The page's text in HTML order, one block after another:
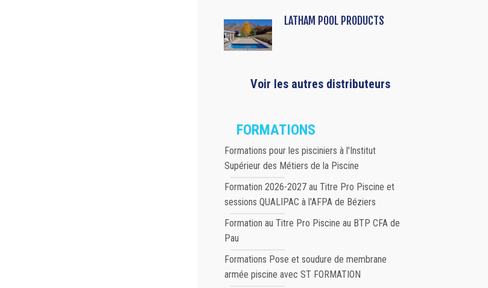
LATHAM POOL PRODUCTS
Voir les autres distributeurs
FORMATIONS
Formations pour les pisciniers à l'Institut
Supérieur des Métiers de la Piscine
Formation 2026-2027 au Titre Pro Piscine et
sessions QUALIPAC à l'AFPA de Béziers
Formation au Titre Pro Piscine au BTP CFA de
Pau
Formations Pose et soudure de membrane
armée piscine avec ST FORMATION